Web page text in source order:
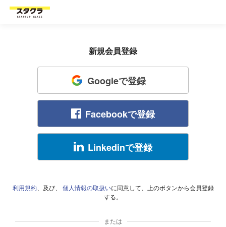
新規会員登録
Googleで登録
Facebookで登録
Linkedinで登録
利用規約、及び、 個人情報の取扱いに同意して、上のボタンから会員登録
する。
または